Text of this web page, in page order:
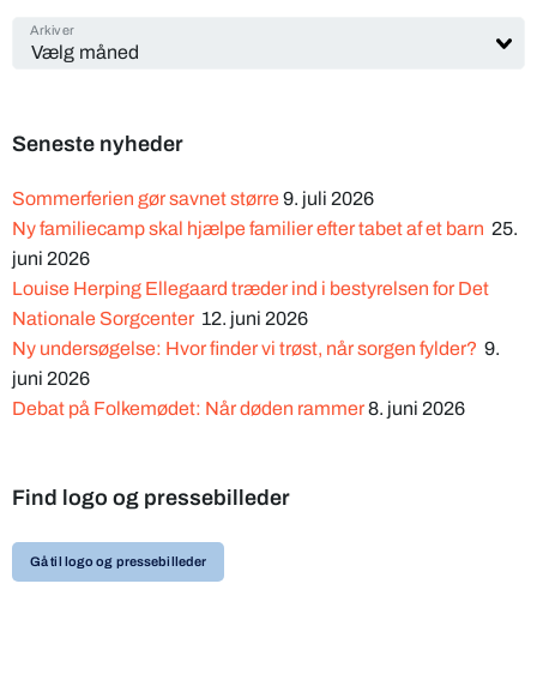
Arkiver
Seneste nyheder
Sommerferien gør savnet større9. juli 2026
Ny familiecamp skal hjælpe familier efter tabet af et barn 25.
juni 2026
Louise Herping Ellegaard træder ind i bestyrelsen for Det
Nationale Sorgcenter 12. juni 2026
Ny undersøgelse: Hvor finder vi trøst, når sorgen fylder? 9.
juni 2026
Debat på Folkemødet: Når døden rammer8. juni 2026
Find logo og pressebilleder
Gå til logo og pressebilleder